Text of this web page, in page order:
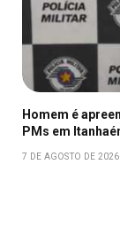
Homem é
PMs em
7 DE AGOSTO DE 2026